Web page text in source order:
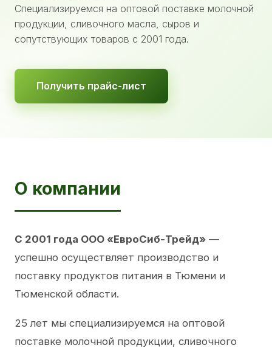
Специализируемся на оптовой поставке молочной
продукции, сливочного масла, сыров и
сопутствующих товаров с 2001 года.
Получить прайс-лист
О компании
С 2001 года ООО «ЕвроСиб-Трейд» —
успешно осуществляет производство и
поставку продуктов питания в Тюмени и
Тюменской области.
25 лет мы специализируемся на оптовой
поставке молочной продукции, сливочного